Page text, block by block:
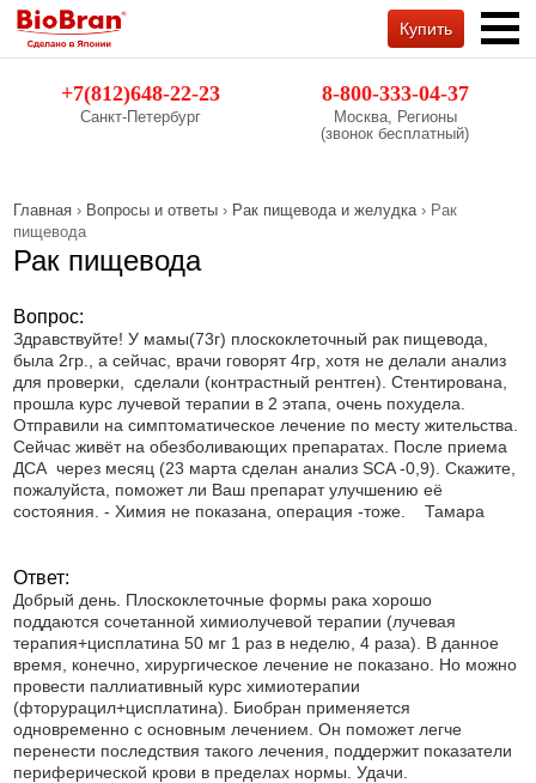
+7(812)648-22-23
Санкт-Петербург
8-800-333-04-37
Москва, Регионы
(звонок бесплатный)
Купить
Главная › Вопросы и ответы › Рак пищевода и желудка› Рак
пищевода
Рак пищевода
Вопрос:
Здравствуйте! У мамы(73г) плоскоклеточный рак пищевода,
была 2гр., а сейчас, врачи говорят 4гр, хотя не делали анализ
для проверки, сделали (контрастный рентген). Стентирована,
прошла курс лучевой терапии в 2 этапа, очень похудела.
Отправили на симптоматическое лечение по месту жительства.
Сейчас живёт на обезболивающих препаратах. После приема
ДСА через месяц (23 марта сделан анализ SCA -0,9). Скажите,
пожалуйста, поможет ли Ваш препарат улучшению её
состояния. - Химия не показана, операция -тоже. Тамара
Ответ:
Добрый день. Плоскоклеточные формы рака хорошо
поддаются сочетанной химиолучевой терапии (лучевая
терапия+цисплатина 50 мг 1 раз в неделю, 4 раза). В данное
время, конечно, хирургическое лечение не показано. Но можно
провести паллиативный курс химиотерапии
(фторурацил+цисплатина). Биобран применяется
одновременно с основным лечением. Он поможет легче
перенести последствия такого лечения, поддержит показатели
периферической крови в пределах нормы. Удачи.